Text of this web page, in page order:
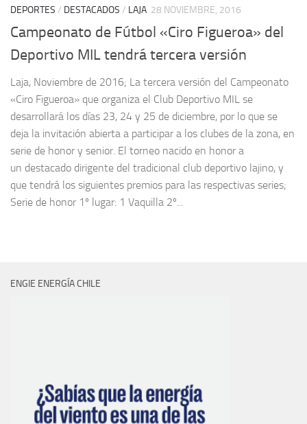
DEPORTES / DESTACADOS / LAJA 28 NOVIEMBRE, 2016
Campeonato de Fútbol «Ciro Figueroa» del
Deportivo MIL tendrá tercera versión
Laja, Noviembre de 2016; La tercera versión del Campeonato
«Ciro Figueroa» que organiza el Club Deportivo MIL se
desarrollará los días 23, 24 y 25 de diciembre, por lo que se
deja la invitación abierta a participar a los clubes de la zona, en
serie de honor y senior. El torneo nacido en honor a
un destacado dirigente del tradicional club deportivo lajino, y
que tendrá los siguientes premios para las respectivas series;
Serie de honor 1º lugar: 1 Vaquilla 2º...
ENGIE ENERGÍA CHILE